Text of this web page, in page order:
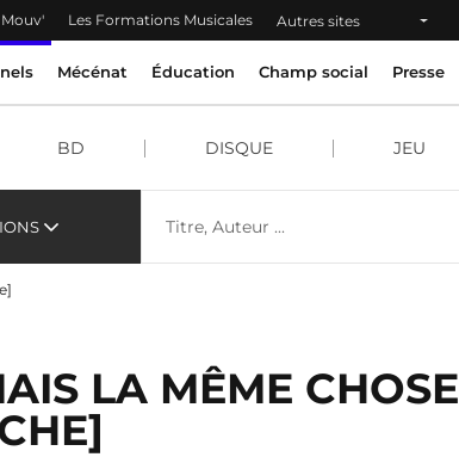
Mouv' Les Formations Musicales Autres sites
Mécénat Éducation Champ social Presse
BD DISQUE JEU
LA MÊME CHOSE